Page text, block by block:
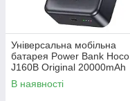
Універсальна мобільна
батарея Power Bank Hoco
J160B Original 20000mAh
PD20W+QC3.0 з
бездротовою зарядкою
В наявності